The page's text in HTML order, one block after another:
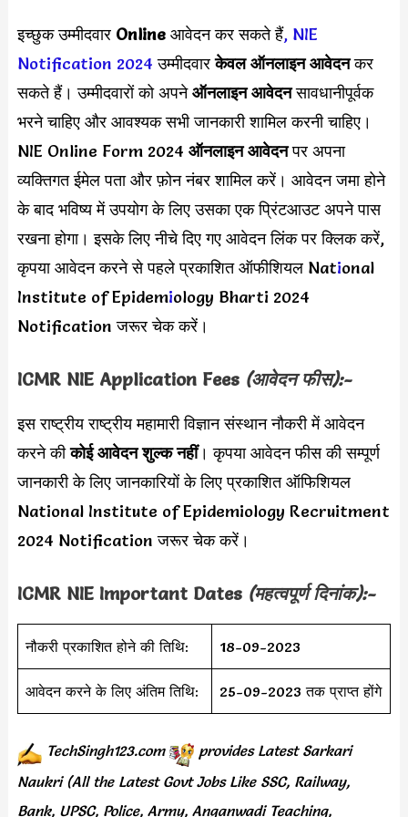
इच्छुक उम्मीदवार Online आवेदन कर सकते हैं,NIE
Notification 2024 उम्मीदवारकेवल ऑनलाइन आवेदनकर
सकते हैं। उम्मीदवारों को अपनेऑनलाइन आवेदनसावधानीपूर्वक
भरने चाहिए और आवश्यक सभी जानकारी शामिल करनी चाहिए।
NIE Online Form 2024 ऑनलाइन आवेदनपर अपना
व्यक्तिगत ईमेल पता और फ़ोन नंबर शामिल करें। आवेदन जमा होने
के बाद भविष्य में उपयोग के लिए उसका एक प्रिंटआउट अपने पास
रखना होगा। इसके लिए नीचे दिए गए आवेदन लिंक पर क्लिक करें,
कृपया आवेदन करने से पहले प्रकाशित ऑफीशियल National
Institute of Epidemiology Bharti 2024
Notification जरूर चेक करें।
ICMR NIE Application Fees (आवेदन फीस):-
इस राष्ट्रीय राष्ट्रीय महामारी विज्ञान संस्थान नौकरी में आवेदन
करने कीकोई आवेदन शुल्क नहीं। कृपया आवेदन फीस की सम्पूर्ण
जानकारी के लिए जानकारियों के लिए प्रकाशित ऑफिशियल
National Institute of Epidemiology Recruitment
2024 Notification जरूर चेक करें।
ICMR NIE Important Dates (महत्वपूर्ण दिनांक):-
नौकरी प्रकाशित होने की तिथि: 18-09-2023
आवेदन करने के लिए अंतिम तिथि: 25-09-2023 तक प्राप्त होंगे
TechSingh123.com provides Latest Sarkari
Naukri (All the Latest Govt Jobs Like SSC, Railway,
Bank, UPSC, Police, Army, Anganwadi Teaching,